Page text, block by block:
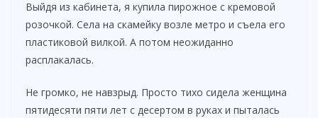
Выйдя из кабинета, я купила пирожное с кремовой
розочкой. Села на скамейку возле метро и съела его
пластиковой вилкой. А потом неожиданно
расплакалась.
Не громко, не навзрыд. Просто тихо сидела женщина
пятидесяти пяти лет с десертом в руках и пыталась